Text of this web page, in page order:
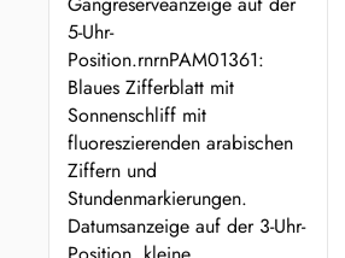
5-Uhr-
Position.rnrnPAM01361:
Blaues Zifferblatt mit
Sonnenschliff mit
fluoreszierenden arabischen
Ziffern und
Stundenmarkierungen.
Datumsanzeige auf der 3-Uhr-